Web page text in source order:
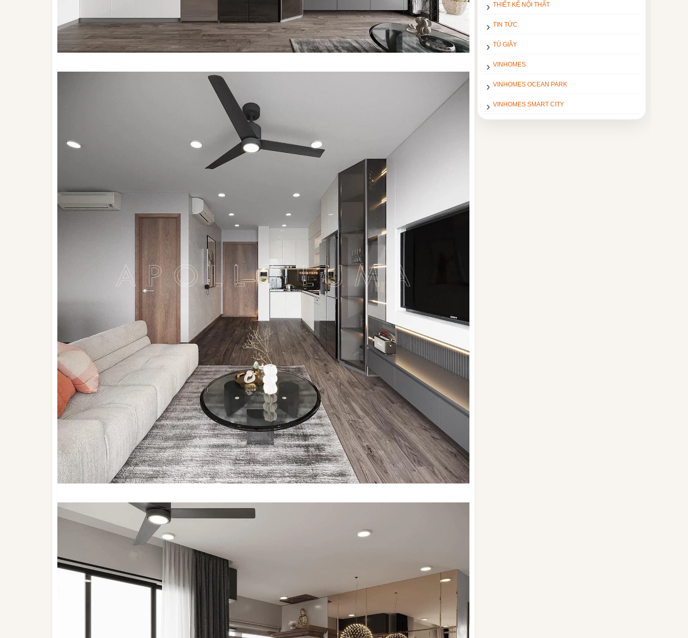
THIẾT KẾ NỘI THẤT
TIN TỨC
TỦ GIẦY
VINHOMES
VINHOMES OCEAN PARK
VINHOMES SMART CITY